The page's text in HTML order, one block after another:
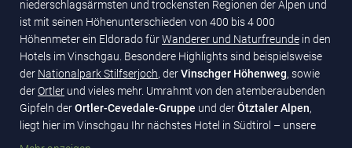
niederschlagsärmsten und trockensten Regionen der Alpen und
ist mit seinen Höhenunterschieden von 400 bis 4 000
Höhenmeter ein Eldorado fürWanderer und Naturfreunde in den
Hotels im Vinschgau. Besondere Highlights sind beispielsweise
der Nationalpark Stilfserjoch, derVinschger Höhenweg, sowie
derOrtler und vieles mehr. Umrahmt von den atemberaubenden
Gipfeln derOrtler-Cevedale-Gruppe und derÖtztaler Alpen,
liegt hier im Vinschgau Ihr nächstes Hotel in Südtirol – unsere
Hotels bestechen nämlich durch ihre idyllische Lage, den